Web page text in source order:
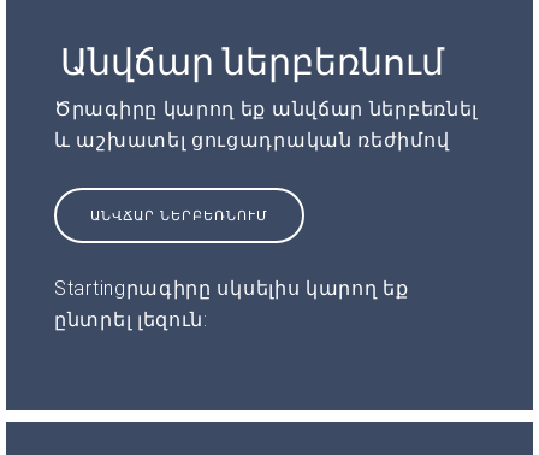
Անվճար ներբեռնում
Ծրագիրը կարող եք անվճար ներբեռնել
և աշխատել ցուցադրական ռեժիմով
ԱՆՎՃԱՐ ՆԵՐԲԵՌՆՈՒՄ
Startingրագիրը սկսելիս կարող եք
ընտրել լեզուն: